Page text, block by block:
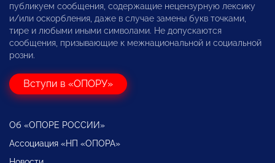
публикуем сообщения, содержащие нецензурную лексику
и/или оскорбления, даже в случае замены букв точками,
тире и любыми иными символами. Не допускаются
сообщения, призывающие к межнациональной и социальной
розни.
Вступи в «ОПОРУ»
Об «ОПОРЕ РОССИИ»
Ассоциация «НП «ОПОРА»